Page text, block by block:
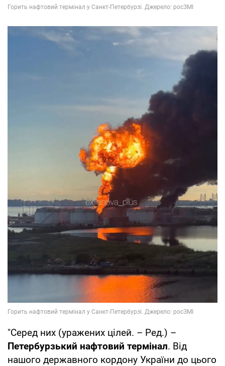
"Серед них (уражених цілей. – Ред.) –
Петербурзький нафтовий термінал. Від
нашого державного кордону України до цього